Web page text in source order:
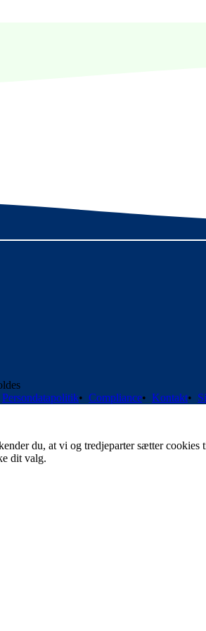
Persondatapolitik• Compliance• Kontakt•
du, at vi og tredjeparter sætter
dit valg.